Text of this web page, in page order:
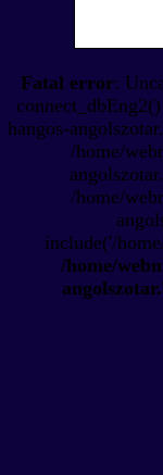
Fatal error:
hangos-
/home/
/home/
include('/
/home/